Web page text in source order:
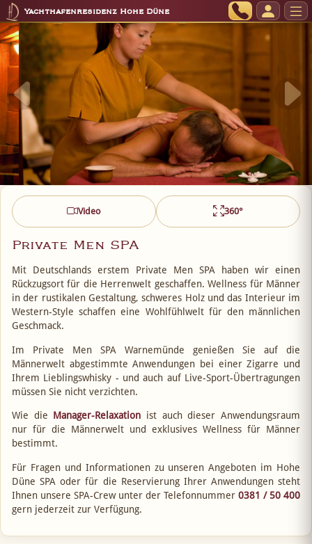
Yachthafenresidenz Hohe Düne
Video 360°
Private Men SPA
Mit Deutschlands erstem Private Men SPA haben wir einen
Rückzugsort für die Herrenwelt geschaffen. Wellness für Männer
in der rustikalen Gestaltung, schweres Holz und das Interieur im
Western-Style schaffen eine Wohlfühlwelt für den männlichen
Geschmack.
Im Private Men SPA Warnemünde genießen Sie auf die
Männerwelt abgestimmte Anwendungen bei einer Zigarre und
Ihrem Lieblingswhisky - und auch auf Live-Sport-Übertragungen
müssen Sie nicht verzichten.
Wie die Manager-Relaxation ist auch dieser Anwendungsraum
nur für die Männerwelt und exklusives Wellness für Männer
bestimmt.
Für Fragen und Informationen zu unseren Angeboten im Hohe
Düne SPA oder für die Reservierung Ihrer Anwendungen steht
Ihnen unsere SPA-Crew unter der Telefonnummer 0381 / 50 400
gern jederzeit zur Verfügung.